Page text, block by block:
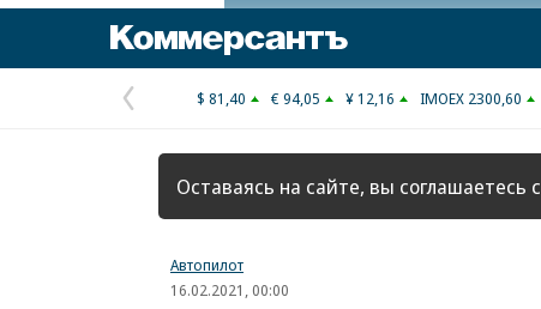
Предыдущая
страница
$ 81,40 € 94,05 ¥ 12,16 IMOEX 2300,60
Оставаясь на сайте, вы соглашаетесь с
Автопилот
16.02.2021, 00:00